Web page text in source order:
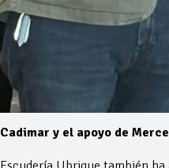
Cadimar y el apoyo de